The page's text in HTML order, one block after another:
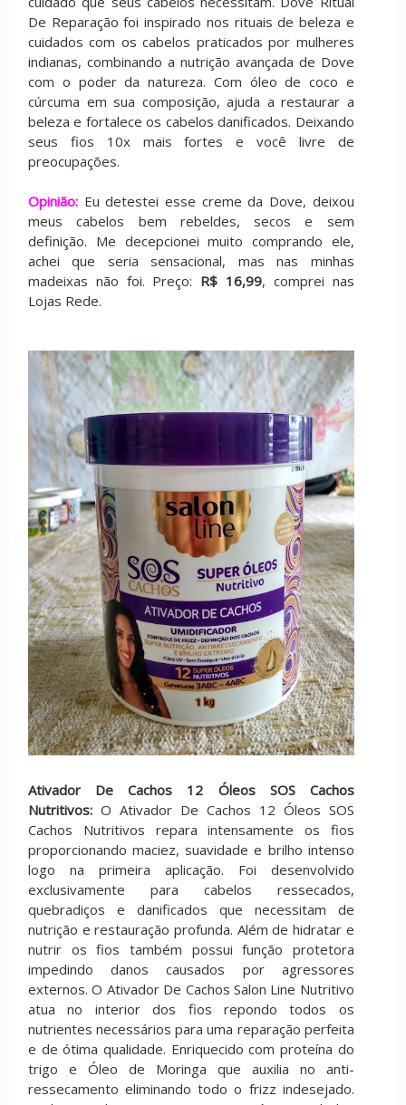
De Reparação foi inspirado nos rituais de beleza e
cuidados com os cabelos praticados por mulheres
indianas, combinando a nutrição avançada de Dove
com o poder da natureza. Com óleo de coco e
cúrcuma em sua composição, ajuda a restaurar a
beleza e fortalece os cabelos danificados. Deixando
seus fios 10x mais fortes e você livre de
preocupações.
Opinião: Eu detestei esse creme da Dove, deixou
meus cabelos bem rebeldes, secos e sem
definição. Me decepcionei muito comprando ele,
achei que seria sensacional, mas nas minhas
madeixas não foi. Preço: R$ 16,99, comprei nas
Lojas Rede.
Ativador De Cachos 12 Óleos SOS Cachos
Nutritivos: O Ativador De Cachos 12 Óleos SOS
Cachos Nutritivos repara intensamente os fios
proporcionando maciez, suavidade e brilho intenso
logo na primeira aplicação. Foi desenvolvido
exclusivamente para cabelos ressecados,
quebradiços e danificados que necessitam de
nutrição e restauração profunda. Além de hidratar e
nutrir os fios também possui função protetora
impedindo danos causados por agressores
externos. O Ativador De Cachos Salon Line Nutritivo
atua no interior dos fios repondo todos os
nutrientes necessários para uma reparação perfeita
e de ótima qualidade. Enriquecido com proteína do
trigo e Óleo de Moringa que auxilia no anti-
ressecamento eliminando todo o frizz indesejado.